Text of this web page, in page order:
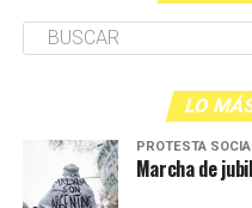
LO
PROTESTA
Marcha de